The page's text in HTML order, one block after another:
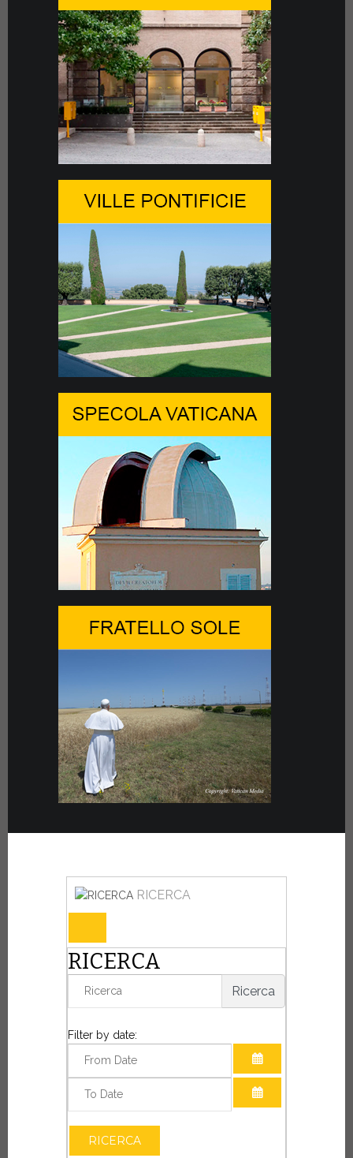
RICERCA
RICERCA
Ricerca
Filter by date:
APRI IL
RICERCA